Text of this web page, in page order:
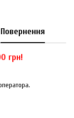
Повернення
грн!